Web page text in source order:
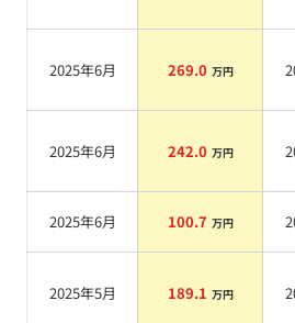
2025年6月 269.0 万円
2025年6月 242.0 万円
2025年6月 100.7 万円
2025年5月 189.1 万円